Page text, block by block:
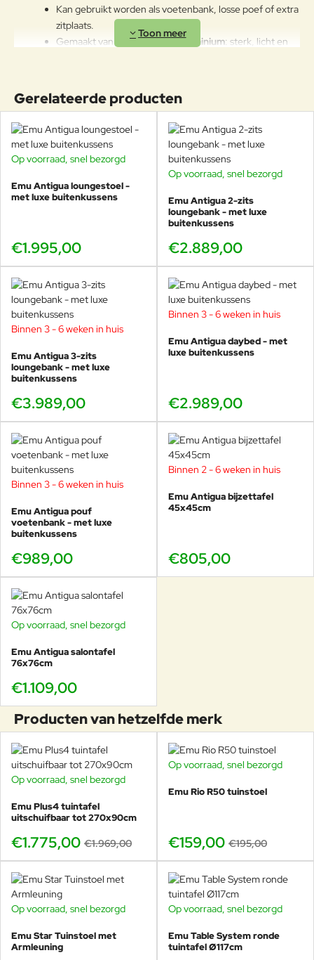
beschermde plek op te bergen.
Mocht u geen plek hebben om de
stoel op te bergen, maak deze
Kan gebruikt worden als voetenbank, losse poef of extra
zitplaats.
Gemaakt van hoogwaardig aluminium: sterk, licht en
verschillende stoffen.
Nog veel meer stoffen beschikbaar, neem hiervoor
contact op of kom langs in de winkel.
Ontworpen voor
intensief outdoor gebruik : perfect
voor thuis én horeca.
Modern Italiaans design met warme, uitnodigende
vormen.
Verkrijgbaar in dezelfde framekleuren als de rest van de
De nieuwe Antigua collectie is vanaf 2026 exclusief
te bewonderen bij Veurst, dé grootste Emu dealer ter
wereld. Kom langs en ontdek de nieuwste kleuren,
materialen en combinaties.
een warme, uitnodigende touw-structuur. Elk item is ontworpen
om esthetiek, comfort en duurzaamheid perfect samen te
brengen. Dankzij de modulaire opbouw kun je de collectie
helemaal naar wens samenstellen, van compacte balkons tot
complete lounge-eilanden.
Combineer deze pouf moeiteloos met de
Antigua 2-zits sofa,3-zits sofaen deEmu
Antigua koffietafelsvoor een complete loungeomgeving die
zowel comfortabel als visueel sterk is.
Technische specificaties
Frame:Gepoedercoat aluminium
Afmetingen:76cm breed, 76cm diep en 26cm hoog
zonder kussen. De zithoogte met kussen is 41cm.
Zitplaatsen:
Gewicht:10kg incl. kussen
Ontwerp:Frederica Biasi
Herkomst:Made in Italy
Weersbestendig:Ja, (regen, zon, zout, vorst) zeer
geschikt voor intensief buitengebruik
Onderhoud & levensduur
Het aluminium frame is volledig roestvrij en eenvoudig te
reinigen met water en een mild schoonmaakmiddel. Om de
kussens mooi te houden kunnen deze op kwartaalbasis
worden afgespoeld om stof, zout of zand te verwijderen.
Dankzij de geavanceerde coatingtechniek en het
vakmanschap van Emu blijft deze voetenbank jarenlang in
Gerelateerde producten
Op voorraad, snel bezorgd
Emu Antigua loungestoel -
met luxe buitenkussens
€1.995,00
Op voorraad, snel bezorgd
Emu Antigua 2-zits
loungebank - met luxe
buitenkussens
€2.889,00
Binnen 3 - 6 weken in huis
Emu Antigua 3-zits
loungebank - met luxe
buitenkussens
€3.989,00
Binnen 3 - 6 weken in huis
Emu Antigua daybed - met
luxe buitenkussens
€2.989,00
Binnen 3 - 6 weken in huis
Emu Antigua pouf
voetenbank - met luxe
buitenkussens
€989,00
Binnen 2 - 6 weken in huis
Emu Antigua bijzettafel
45x45cm
€805,00
Op voorraad, snel bezorgd
Emu Antigua salontafel
76x76cm
€1.109,00
Producten van hetzelfde merk
-10%
Op voorraad, snel bezorgd
Emu Plus4 tuintafel
uitschuifbaar tot 270x90cm
€1.775,00 €1.969,00
-18%
Op voorraad, snel bezorgd
Emu Rio R50 tuinstoel
€159,00 €195,00
-20%
Op voorraad, snel bezorgd
Emu Star Tuinstoel met
Armleuning
Op voorraad, snel bezorgd
Emu Table System ronde
tuintafel Ø117cm